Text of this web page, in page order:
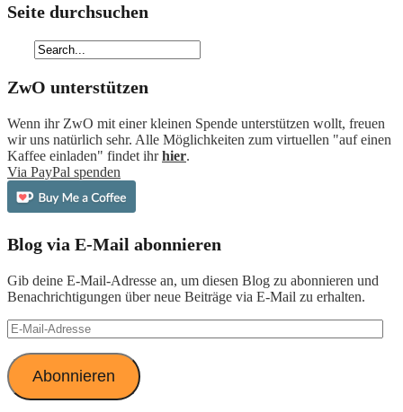
Seite durchsuchen
ZwO unterstützen
Wenn ihr ZwO mit einer kleinen Spende unterstützen wollt, freuen
wir uns natürlich sehr. Alle Möglichkeiten zum virtuellen "auf einen
Kaffee einladen" findet ihrhier.
Via PayPal spenden
Blog via E-Mail abonnieren
Gib deine E-Mail-Adresse an, um diesen Blog zu abonnieren und
Benachrichtigungen über neue Beiträge via E-Mail zu erhalten.
E-
Mail-
Adresse
Abonnieren